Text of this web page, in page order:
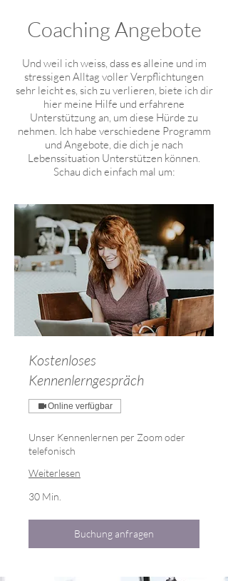
Coaching Angebote
Und weil ich weiss, dass es alleine und im
stressigen Alltag voller Verpflichtungen
sehr leicht es, sich zu verlieren, biete ich dir
hier meine Hilfe und erfahrene
Unterstützung an, um diese Hürde zu
nehmen. Ich habe verschiedene Programm
und Angebote, die dich je nach
Lebenssituation Unterstützen können.
Schau dich einfach mal um:
Kostenloses
Kennenlerngespräch
Online verfügbar
Unser Kennenlernen per Zoom oder
telefonisch
Weiterlesen
30 Min.
Buchung anfragen